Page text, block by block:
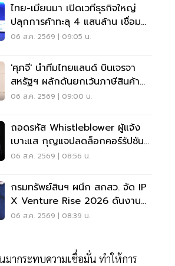
ไทย-เมียนมา เปิดเวทีธุรกิจใหญ่
ปลุกการค้าทะลุ 4 แสนล้าน เชื่อม
ลงทุน
06 ส.ค. 2569 | 09:05 น.
'ศุภจี' นำทีมไทยแลนด์ บินเจรจา
สหรัฐฯ ผลักดันยกเว้นภาษีสินค้า
ไทยเพิ่ม
06 ส.ค. 2569 | 09:00 น.
ถอดรหัส Whistleblower ผู้แจ้ง
เบาะแส กุญแจปลดล็อกคอร์รัปชัน
วัดใจไทยสู่ OECD
06 ส.ค. 2569 | 08:56 น.
กรมทรัพย์สินฯ ผนึก สกสว. จัด IP
X Venture Rise 2026 ดันงาน
วิจัยสู่ธุรกิจ-ลงทุน
06 ส.ค. 2569 | 08:39 น.
มากระทบความเชื่อมั่น ทำให้การ